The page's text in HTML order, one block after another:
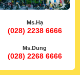
Ms.Hạ
(028) 2238 6666
Ms.Dung
(028) 2268 6666